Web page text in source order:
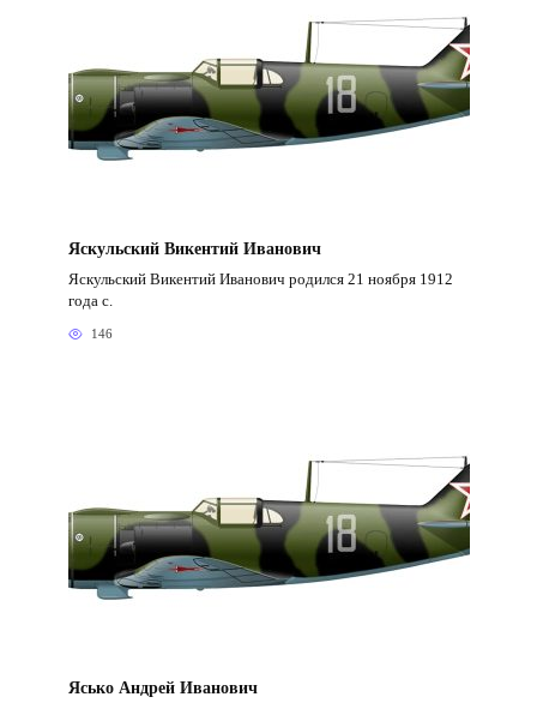
Яскульский Викентий Иванович
Яскульский Викентий Иванович родился 21 ноября 1912
года с.
146
Ясько Андрей Иванович